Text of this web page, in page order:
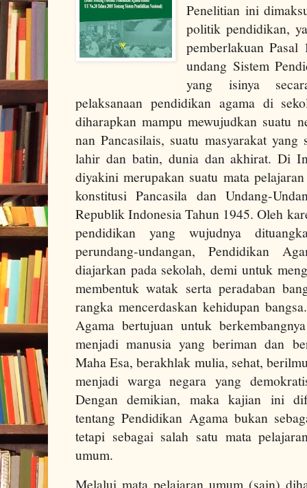
Penelitian ini
politik pendidikan,
pemberlakuan
undang Sistem
yang isinya
pelaksanaan pendidikan agama di
diharapkan mampu mewujudkan suatu
nan Pancasilais, suatu masyarakat yang
lahir dan batin, dunia dan akhirat. Di
diyakini merupakan suatu mata
konstitusi Pancasila dan Undang-
Republik Indonesia Tahun 1945. Oleh
pendidikan yang wujudnya
perundang-undangan, Pendidikan
diajarkan pada sekolah, demi untuk
membentuk watak serta peradaban
rangka mencerdaskan kehidupan
Agama bertujuan untuk
menjadi manusia yang beriman dan
Maha Esa, berakhlak mulia, sehat,
menjadi warga negara yang
Dengan demikian, maka kajian ini
tentang Pendidikan Agama bukan
tetapi sebagai salah satu mata
umum.
Melalui mata pelajaran umum (sain)